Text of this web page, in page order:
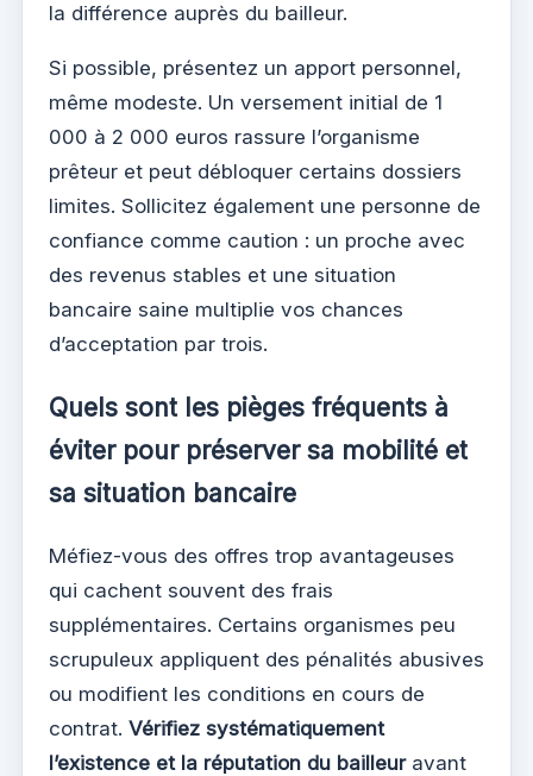
la différence auprès du bailleur.
Si possible, présentez un apport personnel,
même modeste. Un versement initial de 1
000 à 2 000 euros rassure l’organisme
prêteur et peut débloquer certains dossiers
limites. Sollicitez également une personne de
confiance comme caution : un proche avec
des revenus stables et une situation
bancaire saine multiplie vos chances
d’acceptation par trois.
Quels sont les pièges fréquents à
éviter pour préserver sa mobilité et
sa situation bancaire
Méfiez-vous des offres trop avantageuses
qui cachent souvent des frais
supplémentaires. Certains organismes peu
scrupuleux appliquent des pénalités abusives
ou modifient les conditions en cours de
contrat. Vérifiez systématiquement
l’existence et la réputation du bailleuravant